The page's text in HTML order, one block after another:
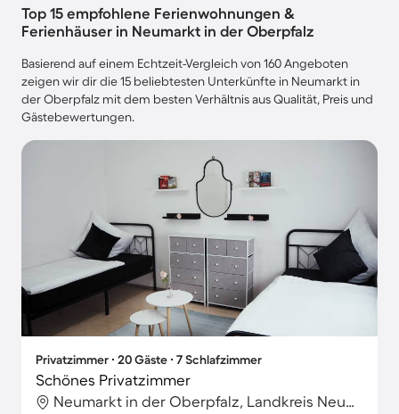
Top 15 empfohlene Ferienwohnungen &
Ferienhäuser in Neumarkt in der Oberpfalz
Basierend auf einem Echtzeit-Vergleich von 160 Angeboten
zeigen wir dir die 15 beliebtesten Unterkünfte in Neumarkt in
der Oberpfalz mit dem besten Verhältnis aus Qualität, Preis und
Gästebewertungen.
Privatzimmer ∙ 20 Gäste ∙ 7 Schlafzimmer
Schönes Privatzimmer
Neumarkt in der Oberpfalz, Landkreis Neumarkt in der Oberpfalz, Deutschland